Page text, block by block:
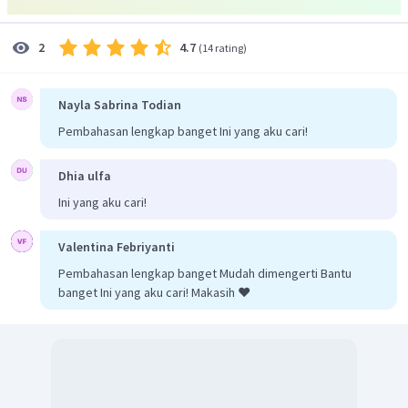
Dengan demikian, rapat arus listriknya sebesar
.
Jadi, jawaban yang tepat adalah D.
2 4.7 (14 rating)
Nayla Sabrina Todian
Pembahasan lengkap banget Ini yang aku cari!
Dhia ulfa
Ini yang aku cari!
Valentina Febriyanti
Pembahasan lengkap banget Mudah dimengerti Bantu
banget Ini yang aku cari! Makasih ❤️